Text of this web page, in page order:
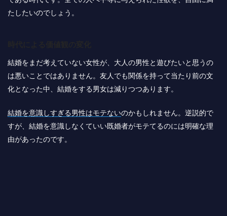
たしたいのでしょう。
結婚をまだ考えていない女性が、大人の男性と遊びたいと思うの
は悪いことではありません。友人でも関係を持って当たり前の文
化となった中、結婚をする男女は減りつつあります。
結婚を意識しすぎる男性はモテないのかもしれません。逆説的で
すが、結婚を意識しなくていい既婚者がモテてるのには明確な理
由があったのです。